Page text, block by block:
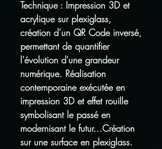
Technique : Impression 3D et
acrylique sur plexiglass,
création d’un QR Code inversé,
permettant de quantifier
l'évolution d'une grandeur
numérique. Réalisation
contemporaine exécutée en
impression 3D et effet rouille
symbolisant le passé en
modernisant le futur...Création
sur une surface en plexiglass.